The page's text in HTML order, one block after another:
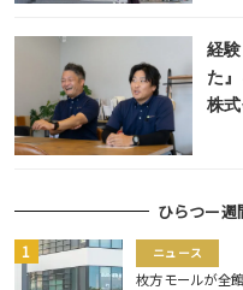
経
た
株
ひらつー
ニュース
枚方モールが全